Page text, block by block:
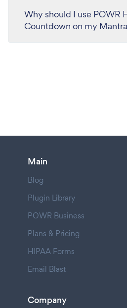
Why should I use POWR
Countdown on my
Main
Blog
Plugin Library
POWR Business
Plans & Pricing
HIPAA Forms
Email Blast
Company